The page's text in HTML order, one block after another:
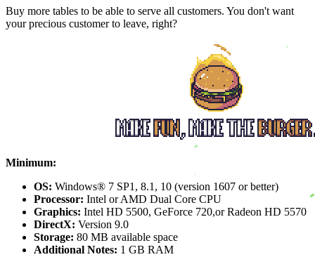
Buy more tables to be able to serve all customers. You don't want
your precious customer to leave, right?
Minimum:
OS: Windows® 7 SP1, 8.1, 10 (version 1607 or better)
Processor: Intel or AMD Dual Core CPU
Graphics: Intel HD 5500, GeForce 720,or Radeon HD 5570
DirectX: Version 9.0
Storage: 80 MB available space
Additional Notes: 1 GB RAM